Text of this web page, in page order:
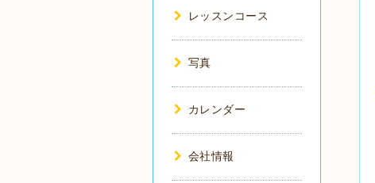
レッスンコース
写真
カレンダー
会社情報